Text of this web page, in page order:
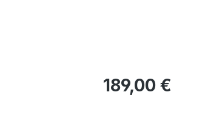
Regulärer Preis:
189,00 €